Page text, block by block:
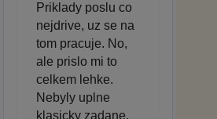
Priklady poslu co
nejdrive, uz se na
tom pracuje. No,
ale prislo mi to
celkem lehke.
Nebyly uplne
klasicky zadane,